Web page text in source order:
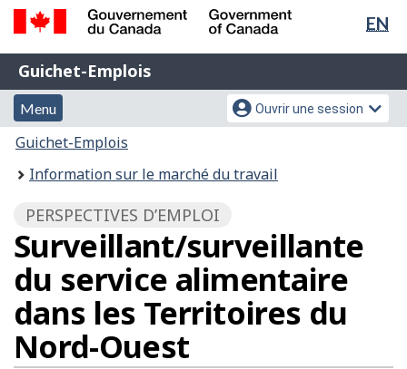
Passer
principal
Passer
version
HTML
simplifiée
de
EN
Gouvernement
du
Canada
Government
of
Canada
Guichet-
Emplois
Guichet-Emplois
Menu
et
recherche
Menu
Menu
des
paramètres
du
compte
Ouvrir une session
Vous
êtes
Guichet-Emplois
Information sur le marché du travail
PERSPECTIVES D’EMPLOI
Surveillant/surveillante
du service alimentaire
dans les Territoires du
Nord-Ouest